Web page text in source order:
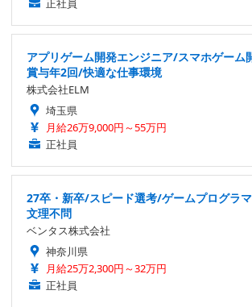
正社員
アプリゲーム開発エンジニア/スマホゲーム
賞与年2回/快適な仕事環境
株式会社ELM
埼玉県
月給26万9,000円～55万円
正社員
27卒・新卒/スピード選考/ゲームプログラ
文理不問
ベンタス株式会社
神奈川県
月給25万2,300円～32万円
正社員